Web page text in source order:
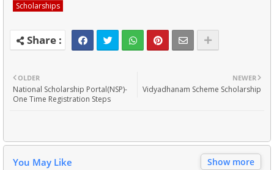
Scholarships
NEWER
Vidyadhanam Scheme Scholarship
OLDER
National Scholarship Portal(NSP)-
One Time Registration Steps
You May Like Show more